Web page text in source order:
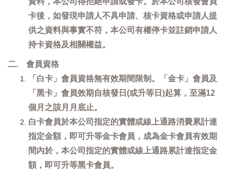
卡後，如發現申請人不具申請、核卡資格或申請人提
供之資料與事實不符，本公司有權停卡並註銷申請人
持卡資格及相關權益。
二. 會員資格
「白卡」會員資格無有效期間限制。「金卡」會員及
「黑卡」會員效期自核發日(或升等日)起算，至滿12
個月之該月月底止。
白卡會員於本公司指定的實體或線上通路消費累計達
指定金額，即可升等金卡會員，成為金卡會員有效期
間內於，本公司指定的實體或線上通路累計達指定金
額，即可升等黑卡會員。